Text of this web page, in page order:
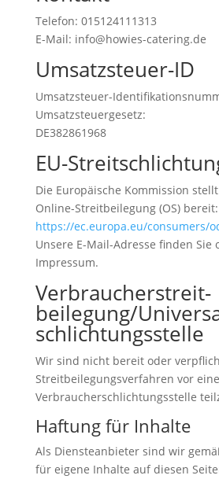
Telefon: 015124111313
E-Mail: info@howies-catering.de
Umsatzsteuer-ID
Umsatzsteuer-
Umsatzsteuergesetz:
DE382861968
EU-
Die Europäische Kommission
Online-Streitbeilegung (OS) bereit:
https://ec.europa.eu/consumers/
Unsere E-Mail-Adresse finden Sie
Impressum.
Verbraucher­streit­
beilegung/
schlichtungs­stelle
Wir sind nicht bereit oder
Streitbeilegungsverfahren vor
Verbraucherschlichtungsstelle
Haftung für Inhalte
Als Diensteanbieter sind wir
für eigene Inhalte auf diesen